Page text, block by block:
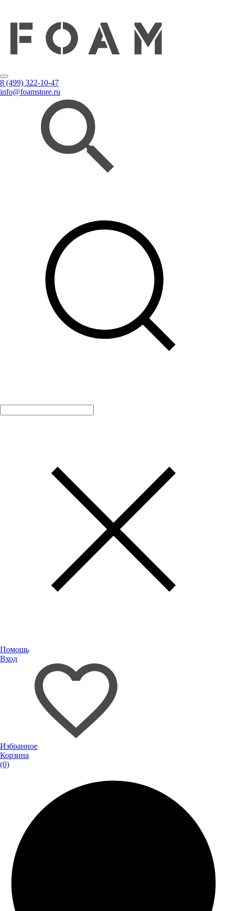
8 (499) 322-10-47
info@foamstore.ru
Помощь
Вход
Избранное
Корзина
(0)